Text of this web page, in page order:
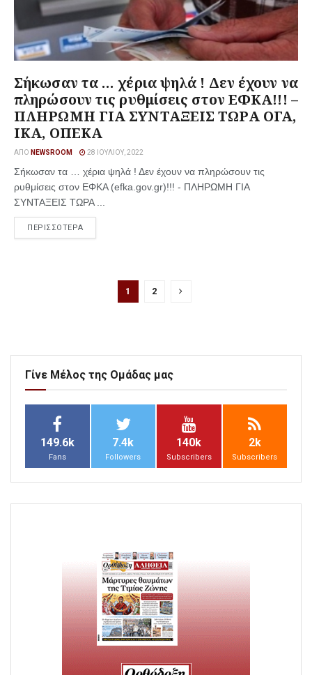
Σήκωσαν τα … χέρια ψηλά ! Δεν έχουν να
πληρώσουν τις ρυθμίσεις στον ΕΦΚΑ!!! –
ΠΛΗΡΩΜΗ ΓΙΑ ΣΥΝΤΑΞΕΙΣ ΤΩΡΑ ΟΓΑ,
ΙΚΑ, ΟΠΕΚΑ
ΑΠΌ NEWSROOM 28 ΙΟΥΛΊΟΥ, 2022
Σήκωσαν τα … χέρια ψηλά ! Δεν έχουν να πληρώσουν τις
ρυθμίσεις στον ΕΦΚΑ (efka.gov.gr)!!! - ΠΛΗΡΩΜΗ ΓΙΑ
ΣΥΝΤΑΞΕΙΣ ΤΩΡΑ ...
ΠΕΡΙΣΣΟΤΕΡΑ
1 2
Γίνε Μέλος της Ομάδας μας
149.6k
Fans
7.4k
Followers
140k
Subscribers
2k
Subscribers